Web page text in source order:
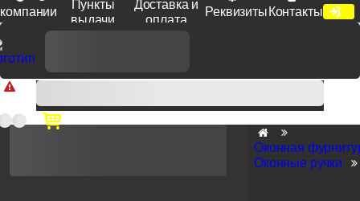
компании
Пункты
выдачи
Доставка и
оплата
Реквизиты Контакты
Доп. скидка от цен на сайте 7% при заказе от 50 тыс. руб
продукции Venezia, Fratelli, Tupai, Extreza, Melodia, Forme при
оплате по счету.
Оконная
Оконные ручки